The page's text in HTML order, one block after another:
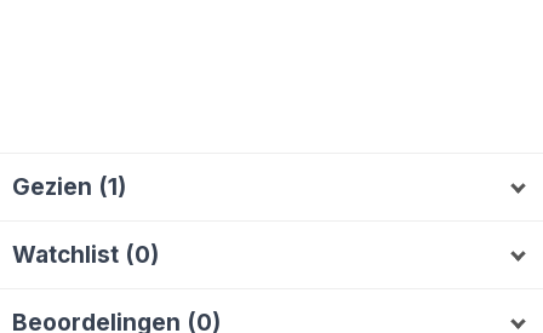
Gezien (1)
Watchlist (0)
Beoordelingen (0)